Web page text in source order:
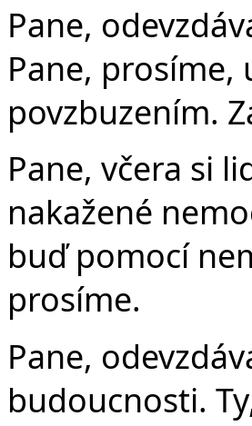
Pane,
Pane, prosíme,
povzbuzením.
Pane, včera si
nakažené
buď pomocí
prosíme.
Pane,
budoucnosti.